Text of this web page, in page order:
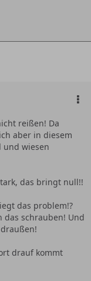
reißen! Da
aber in diesem
und wiesen
das bringt null!!
das problem!?
das schrauben! Und
drauf kommt